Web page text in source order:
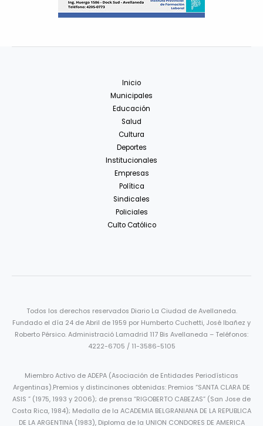
Inicio
Municipales
Educación
Salud
Cultura
Deportes
Institucionales
Empresas
Política
Sindicales
Policiales
Culto Católico
Todos los derechos reservados Diario La Ciudad de Avellaneda.
Fundado el día 24 de Abril de 1959 por Humberto Cuchetti, José Ibañez y
Roberto Pérsico. Administració Lamadrid 117 Bis Avellaneda – Teléfonos:
4222-6705 / 11-3586-5105
Miembro Activo de ADEPA (Asociación de Entidades Periodísticas
Argentinas).Premios y distincinones obtenidas: Premios “SANTA CLARA DE
ASIS ” (1975, 1993 y 2006); de prensa “RIGOBERTO CABEZAS” (San Jose de
Costa Rica, 1984); Medalla de la ACADEMIA BELGRANIANA DE LA REPUBLICA
DE LA ARGENTINA (1983), Diploma de la UNION CONDORES DE AMERICA